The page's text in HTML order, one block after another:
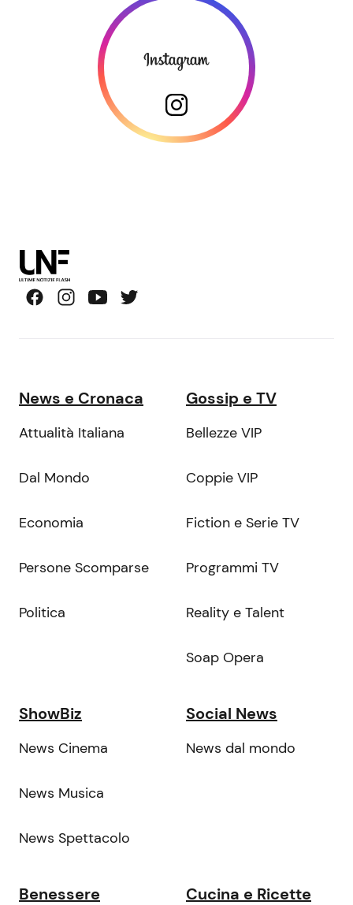
News e Cronaca
Attualità Italiana
Dal Mondo
Economia
Persone Scomparse
Politica
Gossip e TV
Bellezze VIP
Coppie VIP
Fiction e Serie TV
Programmi TV
Reality e Talent
Soap Opera
ShowBiz
News Cinema
News Musica
News Spettacolo
Social News
News dal mondo
Benessere Cucina e Ricette